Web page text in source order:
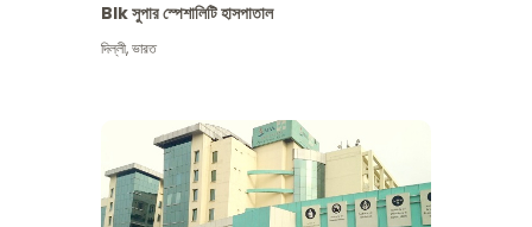
Blk সুপার স্পেশালিটি হাসপাতাল
দিল্লী,ভারত